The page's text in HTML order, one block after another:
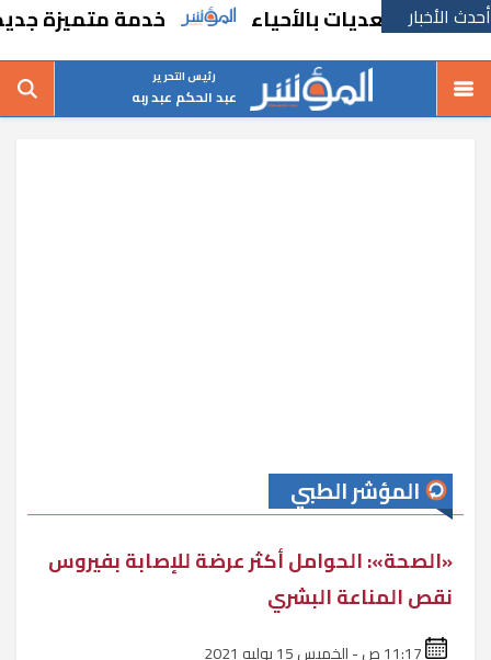
أحدث الأخباربالأحياء خدمة متميزة جديدة من
رئيس التحرير
عبد الحكم عبد ربه
المؤشر الطبي
«الصحة»: الحوامل أكثر عرضة للإصابة بفيروس
نقص المناعة البشري